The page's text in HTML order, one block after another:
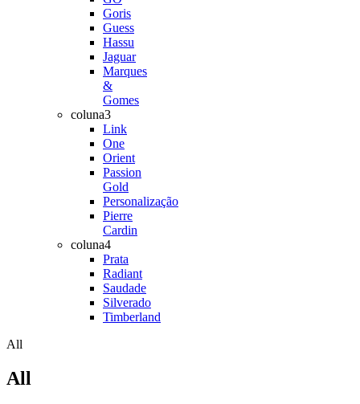
Goris
Guess
Hassu
Jaguar
Marques
&
Gomes
coluna3
Link
One
Orient
Passion
Gold
Personalização
Pierre
Cardin
coluna4
Prata
Radiant
Saudade
Silverado
Timberland
All
All